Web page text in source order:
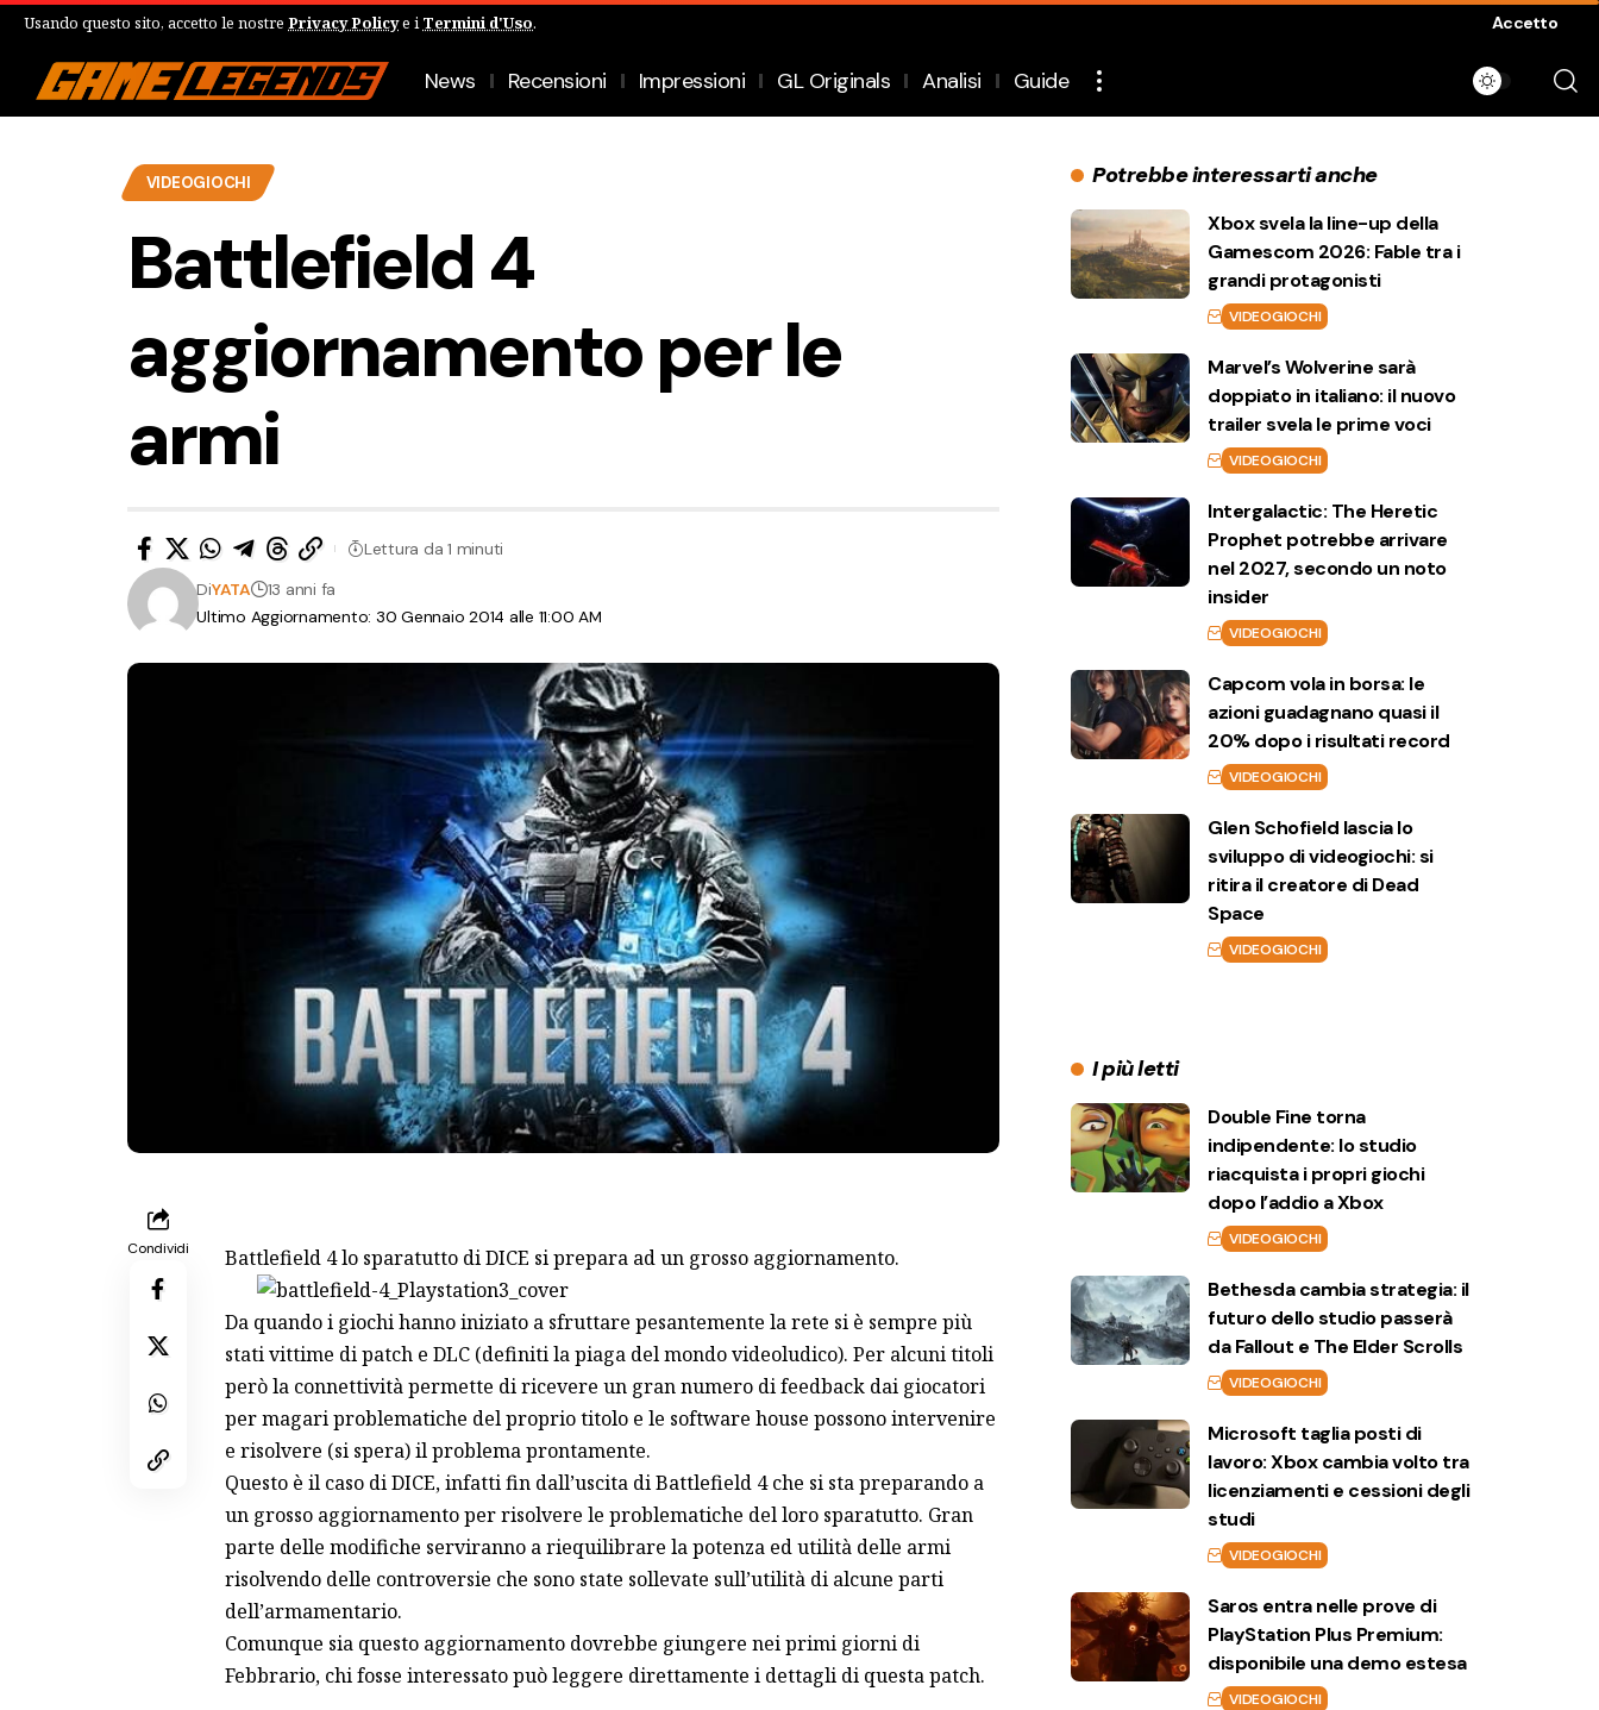
Usando questo sito, accetto le nostre Privacy Policye i Termini d'Uso. Accetto
News Recensioni Impressioni GL Originals Analisi Guide
VIDEOGIOCHI
Battlefield 4
aggiornamento per le
armi
Ultimo Aggiornamento: 30 Gennaio 2014 alle 11:00 AM
DiYATA 13 anni fa
Lettura da 1 minuti
Condividi Battlefield 4 lo sparatutto di DICE si prepara ad un grosso aggiornamento.
Da quando i giochi hanno iniziato a sfruttare pesantemente la rete si è sempre più
stati vittime di patch e DLC (definiti la piaga del mondo videoludico). Per alcuni titoli
però la connettività permette di ricevere un gran numero di feedback dai giocatori
per magari problematiche del proprio titolo e le software house possono intervenire
e risolvere (si spera) il problema prontamente.
Questo è il caso di DICE, infatti fin dall’uscita di Battlefield 4 che si sta preparando a
un grosso aggiornamento per risolvere le problematiche del loro sparatutto. Gran
parte delle modifiche serviranno a riequilibrare la potenza ed utilità delle armi
risolvendo delle controversie che sono state sollevate sull’utilità di alcune parti
dell’armamentario.
Comunque sia questo aggiornamento dovrebbe giungere nei primi giorni di
Febbrario, chi fosse interessato può leggere direttamente i dettagli di questapatch.
Potrebbe interessarti anche
Xbox svela la line-up della
Gamescom 2026: Fable tra i
grandi protagonisti
VIDEOGIOCHI
Marvel’s Wolverine sarà
doppiato in italiano: il nuovo
trailer svela le prime voci
VIDEOGIOCHI
Intergalactic: The Heretic
Prophet potrebbe arrivare
nel 2027, secondo un noto
insider
VIDEOGIOCHI
Capcom vola in borsa: le
azioni guadagnano quasi il
20% dopo i risultati record
VIDEOGIOCHI
Glen Schofield lascia lo
sviluppo di videogiochi: si
ritira il creatore di Dead
Space
VIDEOGIOCHI
I più letti
Double Fine torna
indipendente: lo studio
riacquista i propri giochi
dopo l’addio a Xbox
VIDEOGIOCHI
Bethesda cambia strategia: il
futuro dello studio passerà
da Fallout e The Elder Scrolls
VIDEOGIOCHI
Microsoft taglia posti di
lavoro: Xbox cambia volto tra
licenziamenti e cessioni degli
studi
VIDEOGIOCHI
Saros entra nelle prove di
PlayStation Plus Premium:
disponibile una demo estesa
VIDEOGIOCHI